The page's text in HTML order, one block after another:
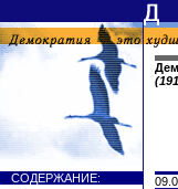
СОДЕРЖАНИЕ: